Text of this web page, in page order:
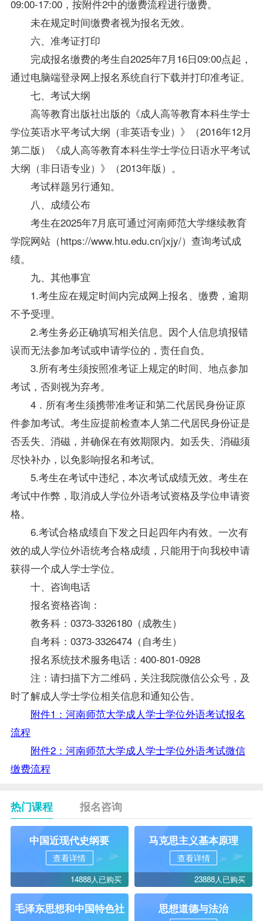
09:00-17:00，按附件2中的缴费流程进行缴费。
未在规定时间缴费者视为报名无效。
六、准考证打印
完成报名缴费的考生自2025年7月16日09:00点起，
通过电脑端登录网上报名系统自行下载并打印准考证。
七、考试大纲
高等教育出版社出版的《成人高等教育本科生学士
学位英语水平考试大纲（非英语专业）》（2016年12月
第二版）《成人高等教育本科生学士学位日语水平考试
大纲（非日语专业）》（2013年版）。
考试样题另行通知。
八、成绩公布
考生在2025年7月底可通过河南师范大学继续教育
学院网站（https://www.htu.edu.cn/jxjy/）查询考试成
绩。
九、其他事宜
1.考生应在规定时间内完成网上报名、缴费，逾期
不予受理。
2.考生务必正确填写相关信息。因个人信息填报错
误而无法参加考试或申请学位的，责任自负。
3.所有考生须按照准考证上规定的时间、地点参加
考试，否则视为弃考。
4．所有考生须携带准考证和第二代居民身份证原
件参加考试。考生应提前检查本人第二代居民身份证是
否丢失、消磁，并确保在有效期限内。如丢失、消磁须
尽快补办，以免影响报名和考试。
5.考生在考试中违纪，本次考试成绩无效。考生在
考试中作弊，取消成人学位外语考试资格及学位申请资
格。
6.考试合格成绩自下发之日起四年内有效。一次有
效的成人学位外语统考合格成绩，只能用于向我校申请
获得一个成人学士学位。
十、咨询电话
报名资格咨询：
教务科：0373-3326180（成教生）
自考科：0373-3326474（自考生）
报名系统技术服务电话：400-801-0928
注：请扫描下方二维码，关注我院微信公众号，及
时了解成人学士学位相关信息和通知公告。
附件1：河南师范大学成人学士学位外语考试报名
流程
附件2：河南师范大学成人学士学位外语考试微信
缴费流程
热门课程 报名咨询
中国近现代史纲要
查看详情
14888人已购买
马克思主义基本原理
查看详情
23888人已购买
毛泽东思想和中国特色社
思想道德与法治